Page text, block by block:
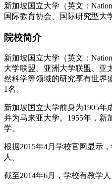
新加坡国立大学（英文：
国际教育协会、国际研究型大
院校简介
新加坡国立大学（英文：
大学联盟、亚洲大学联盟、亚
然科学等领域的研究享有世界
1名。
新加坡国立大学前身为1905年
并为马来亚大学。1955年，新
学。
根据2015年4月学校官网显示
人。
截至2014年6月，学校有教学